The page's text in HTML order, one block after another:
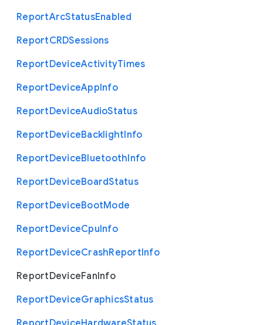
ReportArcStatusEnabled
ReportCRDSessions
ReportDeviceActivityTimes
ReportDeviceAppInfo
ReportDeviceAudioStatus
ReportDeviceBacklightInfo
ReportDeviceBluetoothInfo
ReportDeviceBoardStatus
ReportDeviceBootMode
ReportDeviceCpuInfo
ReportDeviceCrashReportInfo
ReportDeviceFanInfo
ReportDeviceGraphicsStatus